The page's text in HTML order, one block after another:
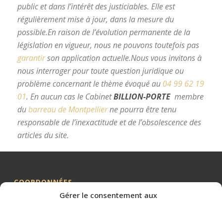
Gérer le consentement aux
public et dans l’intérêt des justiciables. Elle est
régulièrement mise à jour, dans la mesure du
possible.En raison de l’évolution permanente de la
législation en vigueur, nous ne pouvons toutefois pas
garantirson application actuelle.Nous vous invitons à
nous interroger pour toute question juridique ou
problème concernant le thème évoqué au 04 99 62 19
01. En aucun cas le CabinetBILLION-PORTE membre
dubarreau de Montpellierne pourra être tenu
responsable de l’inexactitude et de l’obsolescence des
articles du site.
COORDONNÉES
Me BILLION-PORTE